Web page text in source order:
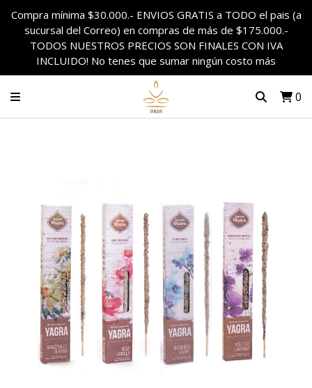
Compra mínima $30.000.- ENVIOS GRATIS a TODO el pais (a
sucursal del Correo) en compras de más de $175.000.-
TODOS NUESTROS PRECIOS SON FINALES CON IVA
INCLUIDO! No tenes que sumar ningún costo más
0